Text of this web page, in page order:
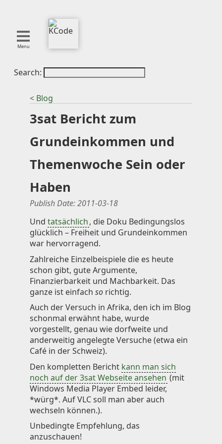
Menu
About
Blog
Projects
Publications
Resources
Reference
Featured
Knowledge
Impressum
Animecategories
Categories
Tags
Technologies
Search:
< Blog
3sat Bericht zum
Grundeinkommen und
Themenwoche Sein oder
Haben
Publish Date:2011-03-18
Und tatsächlich, die Doku Bedingungslos
glücklich – Freiheit und Grundeinkommen
war hervorragend.
Zahlreiche Einzelbeispiele die es heute
schon gibt, gute Argumente,
Finanzierbarkeit und Machbarkeit. Das
ganze ist einfach so richtig.
Auch der Versuch in Afrika, den ich im Blog
schonmal erwähnt habe, wurde
vorgestellt, genau wie dorfweite und
anderweitig angelegte Versuche (etwa ein
Café in der Schweiz).
Den kompletten Bericht kann man sich
noch auf der 3sat Webseite ansehen (mit
Windows Media Player Embed leider,
*würg*. Auf VLC soll man aber auch
wechseln können.).
Unbedingte Empfehlung, das
anzuschauen!